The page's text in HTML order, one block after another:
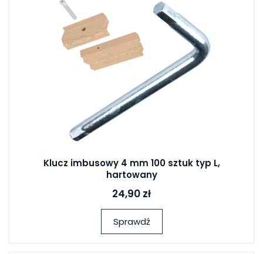
Klucz imbusowy 4 mm 100 sztuk typ L,
hartowany
24,90 zł
Sprawdź